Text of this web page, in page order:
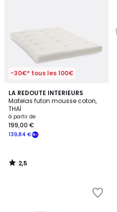
-30€* tous les 100€
LA REDOUTE INTERIEURS
Matelas futon mousse coton,
THAÏ
à partir de
139,84 €
199,00 €
2,5
/ 5
2,5
/